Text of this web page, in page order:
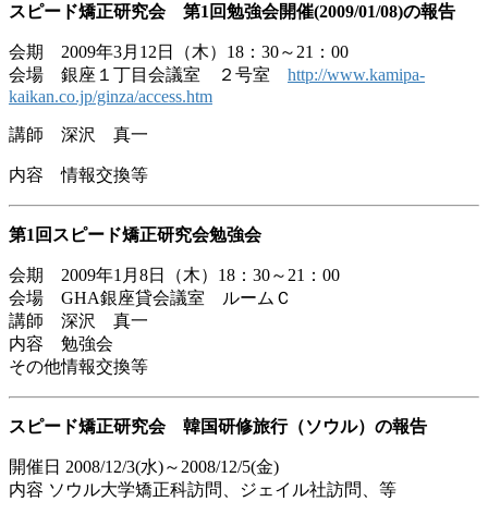
スピード矯正研究会 第1回勉強会開催(2009/01/08)の報告
会期 2009年3月12日（木）18：30～21：00
会場 銀座１丁目会議室 ２号室 http://www.kamipa-
kaikan.co.jp/ginza/access.htm
講師 深沢 真一
内容 情報交換等
第1回スピード矯正研究会勉強会
会期 2009年1月8日（木）18：30～21：00
会場 GHA銀座貸会議室 ルームＣ
講師 深沢 真一
内容 勉強会
その他情報交換等
スピード矯正研究会 韓国研修旅行（ソウル）の報告
開催日 2008/12/3(水)～2008/12/5(金)
内容 ソウル大学矯正科訪問、ジェイル社訪問、等